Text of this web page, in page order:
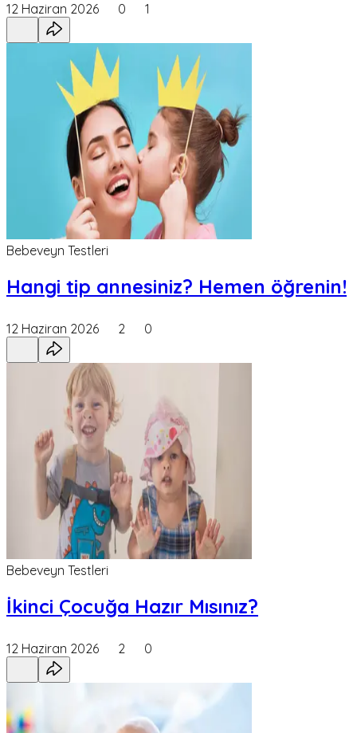
12 Haziran 2026 0 1
Bebeveyn Testleri
Hangi tip annesiniz? Hemen öğrenin!
12 Haziran 2026 2 0
Bebeveyn Testleri
İkinci Çocuğa Hazır Mısınız?
12 Haziran 2026 2 0